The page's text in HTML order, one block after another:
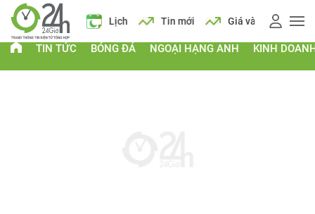
Giá xăng Lịch Tin mới Giá vàng Giá xăng
TIN TỨC BÓNG ĐÁ NGOẠI HẠNG ANH KINH